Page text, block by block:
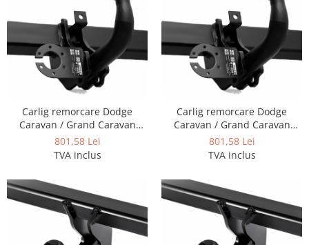
Carlige Xpeng
Carlige Xpeng G6
Carlige Xpeng G9
Carlig remorcare Dodge
Caravan / Grand Caravan
1995 - 2001
801,58 Lei
TVA inclus
Carlig remorcare Dodge
Caravan / Grand Caravan
2001 - 2008
801,58 Lei
TVA inclus